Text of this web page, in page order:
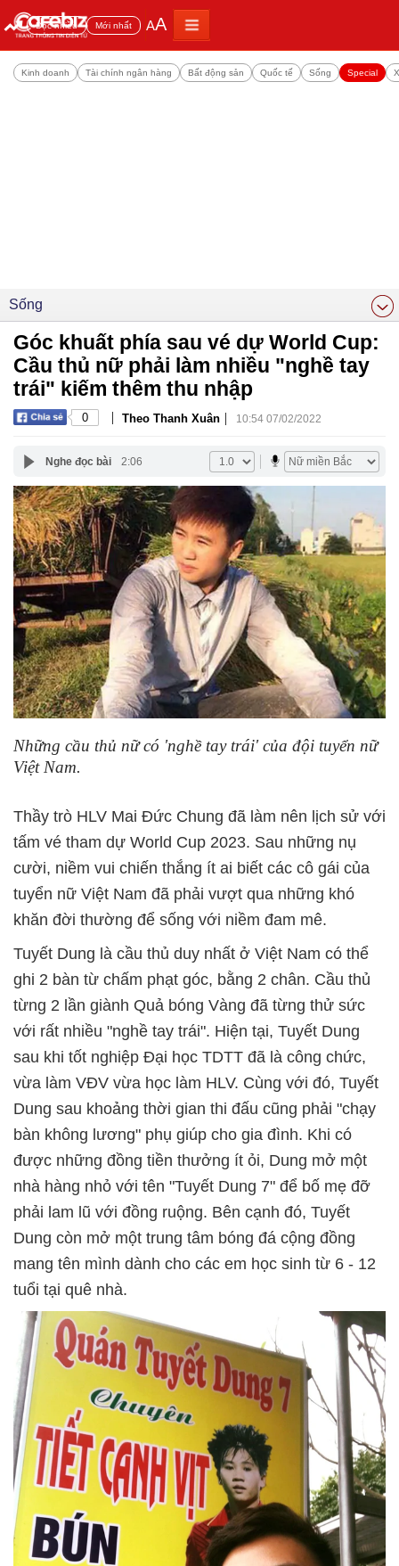
Đọc nhiều Mới nhất AA
Kinh doanh Tài chính ngân hàng Bất động sản Quốc tế Sống Special
Sống
Góc khuất phía sau vé dự World Cup:
Cầu thủ nữ phải làm nhiều "nghề tay
trái" kiếm thêm thu nhập
0 | Theo Thanh Xuân | 10:54 07/02/2022
Nghe đọc bài 2:06
Những cầu thủ nữ có 'nghề tay trái' của đội tuyển nữ
Việt Nam.
Thầy trò HLV Mai Đức Chung đã làm nên lịch sử với
tấm vé tham dự World Cup 2023. Sau những nụ
cười, niềm vui chiến thắng ít ai biết các cô gái của
tuyển nữ Việt Nam đã phải vượt qua những khó
khăn đời thường để sống với niềm đam mê.
Tuyết Dung là cầu thủ duy nhất ở Việt Nam có thể
ghi 2 bàn từ chấm phạt góc, bằng 2 chân. Cầu thủ
từng 2 lần giành Quả bóng Vàng đã từng thử sức
với rất nhiều "nghề tay trái". Hiện tại, Tuyết Dung
sau khi tốt nghiệp Đại học TDTT đã là công chức,
vừa làm VĐV vừa học làm HLV. Cùng với đó, Tuyết
Dung sau khoảng thời gian thi đấu cũng phải "chạy
bàn không lương" phụ giúp cho gia đình. Khi có
được những đồng tiền thưởng ít ỏi, Dung mở một
nhà hàng nhỏ với tên "Tuyết Dung 7" để bố mẹ đỡ
phải lam lũ với đồng ruộng. Bên cạnh đó, Tuyết
Dung còn mở một trung tâm bóng đá cộng đồng
mang tên mình dành cho các em học sinh từ 6 - 12
tuổi tại quê nhà.